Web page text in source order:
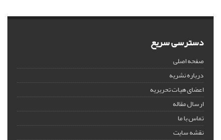
دسترسی سریع
صفحه اصلی
درباره نشریه
اعضای هیات تحریریه
ارسال مقاله
تماس با ما
نقشه سایت